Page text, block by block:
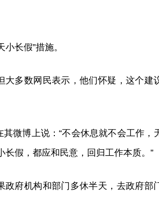
长假”措施。
多数网民表示，他们怀疑，这个建
其微博上说：“不会休息就不会工作，
假，都应和民意，回归工作本质。”
府机构和部门多休半天，去政府部